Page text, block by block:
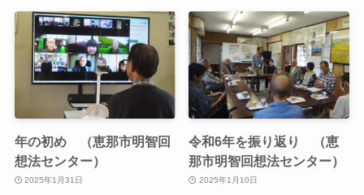
年の初め （恵那市明智回
想法センター）
2025年1月31日
令和6年を振り返り （恵
那市明智回想法センター）
2025年1月10日